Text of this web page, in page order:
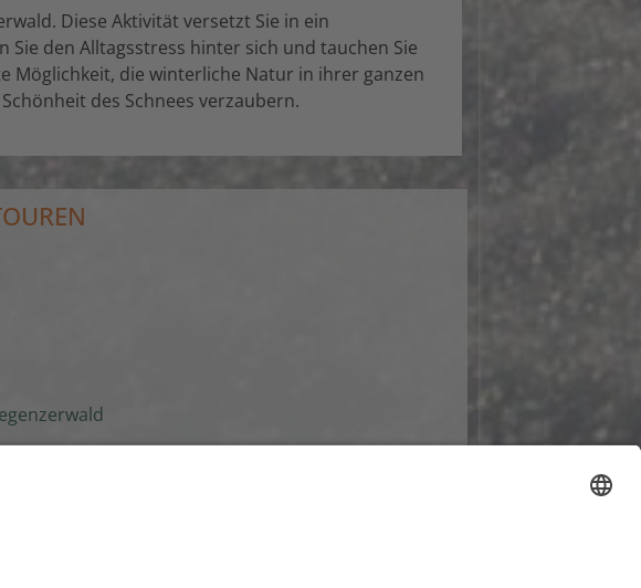
Diese Aktivität versetzt Sie in ein
den Alltagsstress hinter sich und tauchen Sie
Möglichkeit, die winterliche Natur in ihrer ganzen
des Schnees verzaubern.